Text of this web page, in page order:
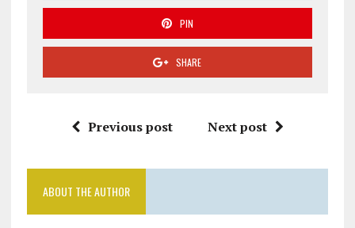
PIN
SHARE
Previous post Next post
ABOUT THE AUTHOR